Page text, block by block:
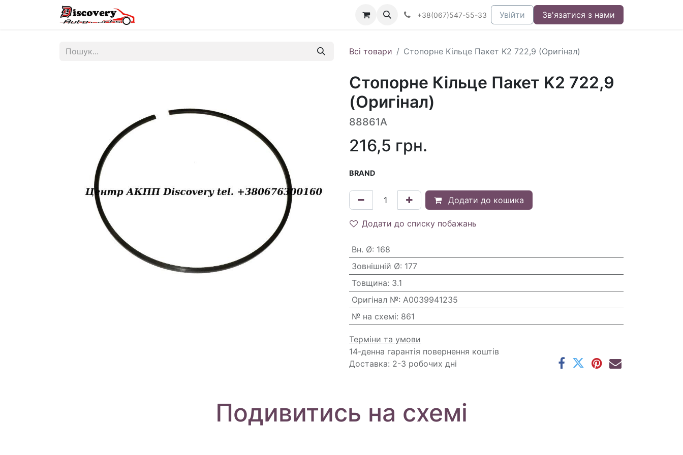
+38(067)547-55-33 Увійти Зв'язатися з нами
Всі товари Стопорне Кільце Пакет K2 722,9 (Оригінал)
Стопорне Кільце Пакет K2 722,9
(Оригінал)
88861A
216,5 грн.
BRAND
Додати до кошика
Додати до списку побажань
Вн. Ø: 168
Зовнішній Ø: 177
Товщина: 3.1
Оригінал №: A0039941235
№ на схемі: 861
Терміни та умови
14-денна гарантія повернення коштів
Доставка: 2-3 робочих дні
Подивитись на схемі